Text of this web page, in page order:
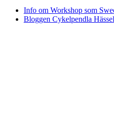
Info om Workshop som
Bloggen Cykelpendla